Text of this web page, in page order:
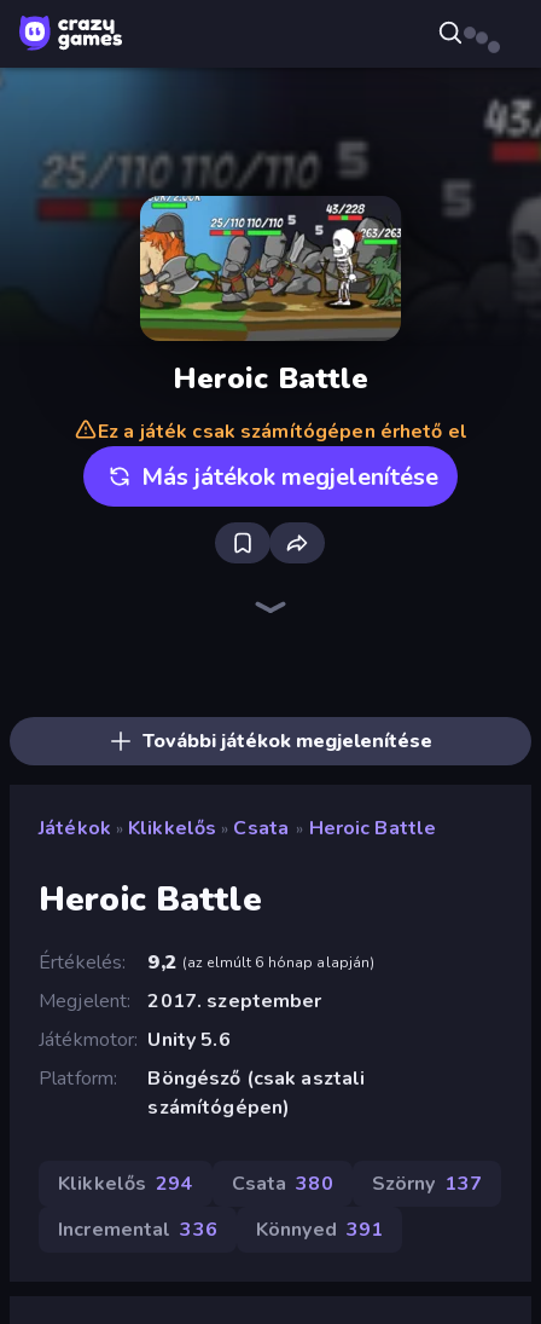
Heroic Battle
Ez a játék csak számítógépen érhető el
Más játékok megjelenítése
További játékok megjelenítése
Játékok » Klikkelős » Csata » Heroic Battle
Heroic Battle
Értékelés 9,2 (az elmúlt 6 hónap alapján)
Megjelent
2017. szeptember
Játékmotor Unity 5.6
Platform
Böngésző (csak asztali
számítógépen)
Klikkelős 294 Csata 380 Szörny 137
Incremental 336 Könnyed 391